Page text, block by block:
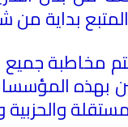
بداية من
مخاطبة جميع
بهذه
والحزبية